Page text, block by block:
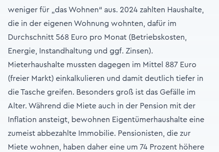
weniger für „das Wohnen“ aus. 2024 zahlten Haushalte,
die in der eigenen Wohnung wohnten, dafür im
Durchschnitt 568 Euro pro Monat (Betriebskosten,
Energie, Instandhaltung und ggf. Zinsen).
Mieterhaushalte mussten dagegen im Mittel 887 Euro
(freier Markt) einkalkulieren und damit deutlich tiefer in
die Tasche greifen. Besonders groß ist das Gefälle im
Alter. Während die Miete auch in der Pension mit der
Inflation ansteigt, bewohnen Eigentümerhaushalte eine
zumeist abbezahlte Immobilie. Pensionisten, die zur
Miete wohnen, haben daher eine um 74 Prozent höhere